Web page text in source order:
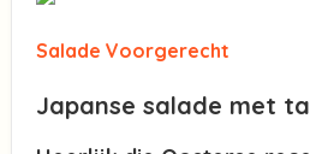
Salade Voorgerecht
Japanse salade met